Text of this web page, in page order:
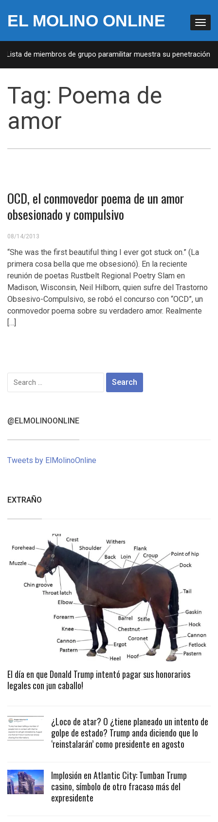
EL MOLINO ONLINE
de miembros de grupo paramilitar muestra su penetración en
Tag: Poema de
amor
OCD, el conmovedor poema de un amor
obsesionado y compulsivo
08/14/2013
“She was the first beautiful thing I ever got stuck on.” (La
primera cosa bella que me obsesionó). En la reciente
reunión de poetas Rustbelt Regional Poetry Slam en
Madison, Wisconsin, Neil Hilborn, quien sufre del Trastorno
Obsesivo-Compulsivo, se robó el concurso con “OCD”, un
conmovedor poema sobre su verdadero amor. Realmente
[…]
Search
for:
@ELMOLINOONLINE
Tweets by ElMolinoOnline
EXTRAÑO
El día en que Donald Trump intentó pagar sus honorarios
legales con ¡un caballo!
¿Loco de atar? O ¿tiene planeado un intento de
golpe de estado? Trump anda diciendo que lo
‘reinstalarán’ como presidente en agosto
Implosión en Atlantic City: Tumban Trump
casino, símbolo de otro fracaso más del
expresidente